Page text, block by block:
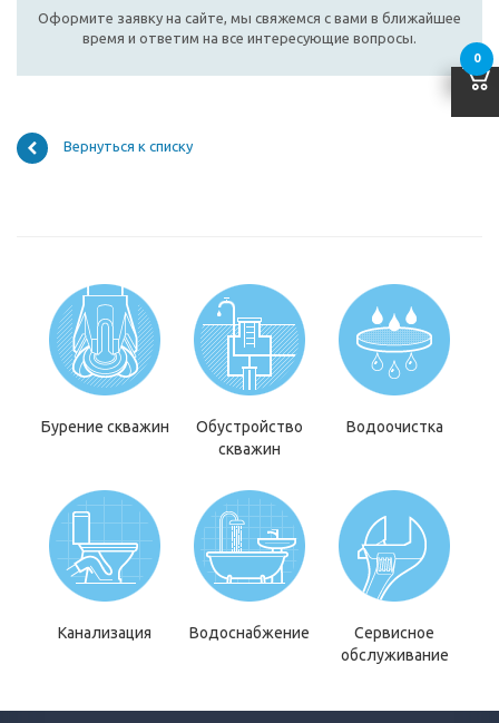
Оформите заявку на сайте, мы свяжемся с вами в ближайшее
время и ответим на все интересующие вопросы.
Вернуться к списку
Бурение скважин
Обустройство
скважин
Водоочистка
Канализация Водоснабжение
Сервисное
обслуживание
0